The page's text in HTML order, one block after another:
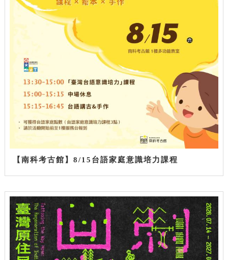
【南科考古館】8/15台語家庭意識培力課程